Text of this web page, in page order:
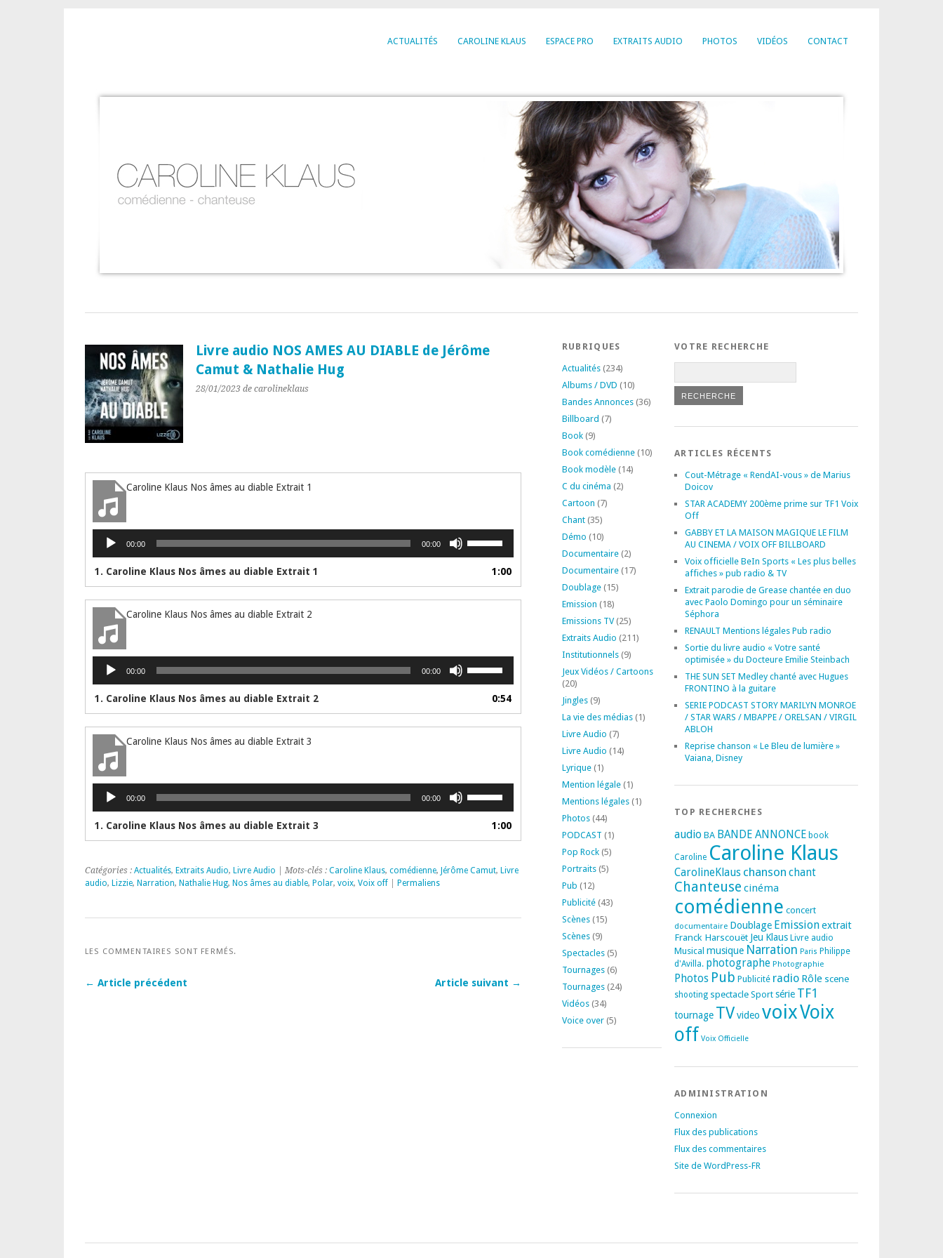
ACTUALITÉS CAROLINE KLAUS ESPACE PRO EXTRAITS AUDIO PHOTOS VIDÉOS CONTACT
Livre audio NOS AMES AU DIABLE de Jérôme
Camut & Nathalie Hug
28/01/2023 de carolineklaus
Caroline Klaus Nos âmes au diable Extrait 1
Lecteur
audio
00:00 00:00
volume.
1. Caroline Klaus Nos âmes au diable Extrait 1 1:00
Caroline Klaus Nos âmes au diable Extrait 2
Lecteur
audio
00:00 00:00
volume.
1. Caroline Klaus Nos âmes au diable Extrait 2 0:54
Caroline Klaus Nos âmes au diable Extrait 3
Lecteur
audio
00:00 00:00
1. Caroline Klaus Nos âmes au diable Extrait 3 1:00
Catégories : Actualités, Extraits Audio, Livre Audio | Mots-clés : Caroline Klaus, comédienne, Jérôme Camut, Livre
audio, Lizzie, Narration, Nathalie Hug, Nos âmes au diable, Polar, voix, Voix off Permaliens
LES COMMENTAIRES SONT FERMÉS.
← Article précédent Article suivant →
RUBRIQUES
Actualités(234)
Albums / DVD (10)
Bandes Annonces(36)
Billboard (7)
Book(9)
Book comédienne(10)
Book modèle(14)
C du cinéma (2)
Cartoon (7)
Chant(35)
Démo (10)
Documentaire(2)
Documentaire(17)
Doublage(15)
Emission (18)
Emissions TV(25)
Extraits Audio (211)
Institutionnels(9)
Jeux Vidéos / Cartoons
(20)
Jingles(9)
La vie des médias(1)
Livre Audio (7)
Livre Audio (14)
Lyrique(1)
Mention légale(1)
Mentions légales(1)
Photos(44)
PODCAST (1)
Pop Rock(5)
Portraits(5)
Pub (12)
Publicité(43)
Scènes(15)
Scènes(9)
Spectacles(5)
Tournages(6)
Tournages(24)
Vidéos(34)
Voice over(5)
VOTRE RECHERCHE
ARTICLES RÉCENTS
Cout-Métrage « RendAI-vous » de Marius
Doicov
STAR ACADEMY 200ème prime sur TF1 Voix
Off
GABBY ET LA MAISON MAGIQUE LE FILM
AU CINEMA / VOIX OFF BILLBOARD
Voix officielle BeIn Sports « Les plus belles
affiches » pub radio & TV
Extrait parodie de Grease chantée en duo
avec Paolo Domingo pour un séminaire
Séphora
RENAULT Mentions légales Pub radio
Sortie du livre audio « Votre santé
optimisée » du Docteure Emilie Steinbach
THE SUN SET Medley chanté avec Hugues
FRONTINO à la guitare
SERIE PODCAST STORY MARILYN MONROE
/ STAR WARS / MBAPPE / ORELSAN / VIRGIL
ABLOH
Reprise chanson « Le Bleu de lumière »
Vaiana, Disney
TOP RECHERCHES
audio BA BANDE ANNONCE book
Caroline Caroline Klaus
CarolineKlaus chanson chant
Chanteuse cinéma
comédienne concert
documentaire Doublage Emissionextrait
Franck Harscouët Jeu Klaus Livre audio
Musical musique Narration Paris Philippe
d'Avilla. photographe Photographie
Photos Pub Publicité radio Rôle scene
shooting spectacle Sport série TF1
tournage TVvideo voixVoix
off Voix Officielle
ADMINISTRATION
Connexion
Flux des publications
Flux des commentaires
Site de WordPress-FR